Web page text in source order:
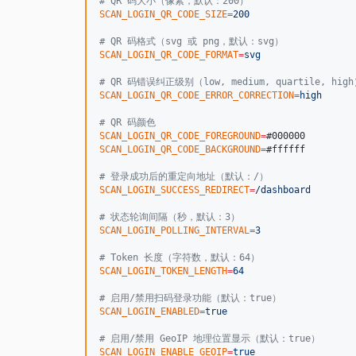
SCAN_LOGIN_QR_CODE_SIZE=200
# QR 码格式（svg 或 png，默认：svg）
SCAN_LOGIN_QR_CODE_FORMAT=svg
# QR 码错误纠正级别（low, medium, quartile, high
SCAN_LOGIN_QR_CODE_ERROR_CORRECTION=high
# QR 码颜色
SCAN_LOGIN_QR_CODE_FOREGROUND=
SCAN_LOGIN_QR_CODE_BACKGROUND=#ffffff
# 登录成功后的重定向地址（默认：/）
SCAN_LOGIN_SUCCESS_REDIRECT=/dashboard
# 状态轮询间隔（秒，默认：3）
SCAN_LOGIN_POLLING_INTERVAL=3
# Token 长度（字符数，默认：64）
SCAN_LOGIN_TOKEN_LENGTH=64
# 启用/禁用扫码登录功能（默认：true）
SCAN_LOGIN_ENABLED=true
# 启用/禁用 GeoIP 地理位置显示（默认：true）
SCAN_LOGIN_ENABLE_GEOIP=true